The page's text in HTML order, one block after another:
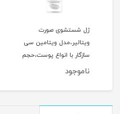
ژل شستشوی صورت
ویتالیر،مدل ویتامین سی
سازگار با انواع پوست،حجم
200 میلی‌لیتر
ناموجود